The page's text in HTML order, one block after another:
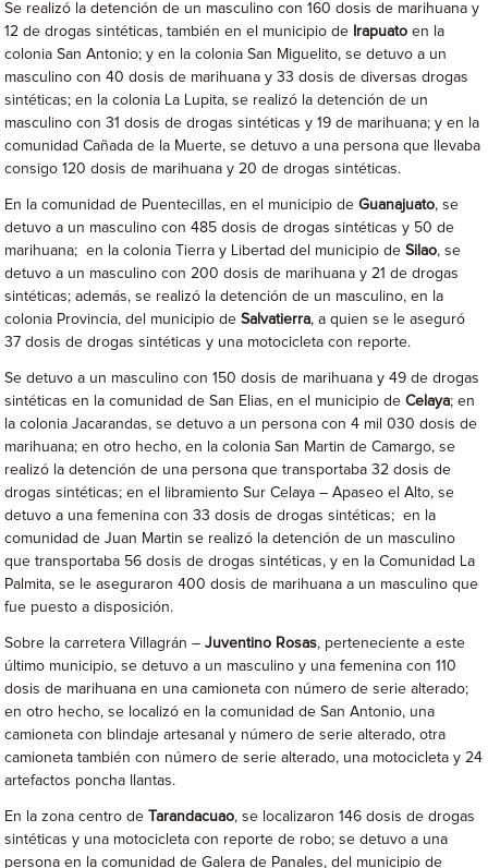
Se realizó la detención de un masculino con 160 dosis de marihuana y
12 de drogas sintéticas, también en el municipio de Irapuato en la
colonia San Antonio; y en la colonia San Miguelito, se detuvo a un
masculino con 40 dosis de marihuana y 33 dosis de diversas drogas
sintéticas; en la colonia La Lupita, se realizó la detención de un
masculino con 31 dosis de drogas sintéticas y 19 de marihuana; y en la
comunidad Cañada de la Muerte, se detuvo a una persona que llevaba
consigo 120 dosis de marihuana y 20 de drogas sintéticas.
En la comunidad de Puentecillas, en el municipio deGuanajuato, se
detuvo a un masculino con 485 dosis de drogas sintéticas y 50 de
marihuana; en la colonia Tierra y Libertad del municipio deSilao, se
detuvo a un masculino con 200 dosis de marihuana y 21 de drogas
sintéticas; además, se realizó la detención de un masculino, en la
colonia Provincia, del municipio deSalvatierra, a quien se le aseguró
37 dosis de drogas sintéticas y una motocicleta con reporte.
Se detuvo a un masculino con 150 dosis de marihuana y 49 de drogas
sintéticas en la comunidad de San Elias, en el municipio deCelaya; en
la colonia Jacarandas, se detuvo a un persona con 4 mil 030 dosis de
marihuana; en otro hecho, en la colonia San Martin de Camargo, se
realizó la detención de una persona que transportaba 32 dosis de
drogas sintéticas; en el libramiento Sur Celaya – Apaseo el Alto, se
detuvo a una femenina con 33 dosis de drogas sintéticas; en la
comunidad de Juan Martin se realizó la detención de un masculino
que transportaba 56 dosis de drogas sintéticas, y en la Comunidad La
Palmita, se le aseguraron 400 dosis de marihuana a un masculino que
fue puesto a disposición.
Sobre la carretera Villagrán –Juventino Rosas, perteneciente a este
último municipio, se detuvo a un masculino y una femenina con 110
dosis de marihuana en una camioneta con número de serie alterado;
en otro hecho, se localizó en la comunidad de San Antonio, una
camioneta con blindaje artesanal y número de serie alterado, otra
camioneta también con número de serie alterado, una motocicleta y 24
artefactos poncha llantas.
En la zona centro de Tarandacuao, se localizaron 146 dosis de drogas
sintéticas y una motocicleta con reporte de robo; se detuvo a una
persona en la comunidad de Galera de Panales, del municipio de